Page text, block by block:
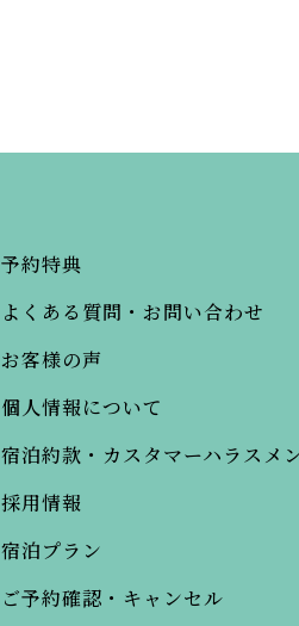
予約特典
よくある質問・お問い合わせ
お客様の声
個人情報について
宿泊約款・カスタマーハラスメ
採用情報
宿泊プラン
ご予約確認・キャンセル